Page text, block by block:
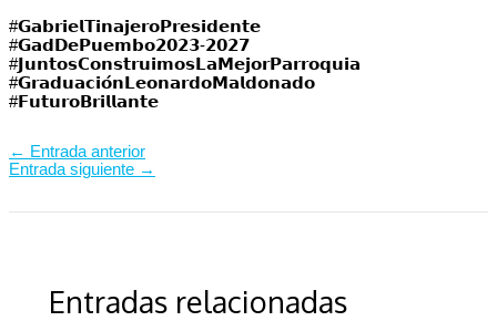
#𝗚𝗮𝗯𝗿𝗶𝗲𝗹𝗧𝗶𝗻𝗮𝗷𝗲𝗿𝗼𝗣𝗿𝗲𝘀𝗶𝗱𝗲𝗻𝘁𝗲⁣⁣⁣
#𝗚𝗮𝗱𝗗𝗲𝗣𝘂𝗲𝗺𝗯𝗼𝟮𝟬𝟮𝟯-𝟮𝟬𝟮𝟳⁣⁣⁣
#𝗝𝘂𝗻𝘁𝗼𝘀𝗖𝗼𝗻𝘀𝘁𝗿𝘂𝗶𝗺𝗼𝘀𝗟𝗮𝗠𝗲𝗷𝗼𝗿𝗣𝗮𝗿𝗿𝗼𝗾𝘂𝗶𝗮⁣⁣⁣
#𝗚𝗿𝗮𝗱𝘂𝗮𝗰𝗶𝗼́𝗻𝗟𝗲𝗼𝗻𝗮𝗿𝗱𝗼𝗠𝗮𝗹𝗱𝗼𝗻𝗮𝗱𝗼
#𝗙𝘂𝘁𝘂𝗿𝗼𝗕𝗿𝗶𝗹𝗹𝗮𝗻𝘁𝗲
← Entrada anterior
Entrada siguiente →
Entradas relacionadas